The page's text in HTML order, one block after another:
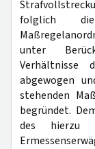
folglich
unter
Verhältnisse
abgewogen
stehenden
begründet.
des hierzu